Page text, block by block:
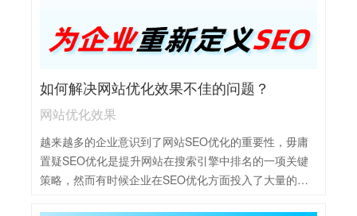
链接，提高网站的权重和知名度。5，数据分析与调整：
定期分析网站数据，了解用户行为和搜索引擎排名情
如何解决网站优化效果不佳的问题？
网站优化效果
越来越多的企业意识到了网站SEO优化的重要性，毋庸
置疑SEO优化是提升网站在搜索引擎中排名的一项关键
策略，然而有时候企业在SEO优化方面投入了大量的精